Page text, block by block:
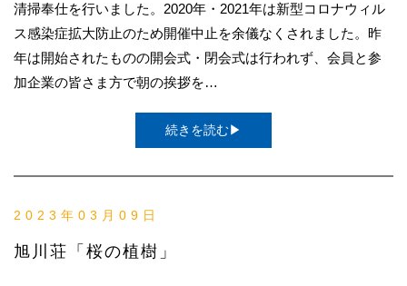
清掃奉仕を行いました。2020年・2021年は新型コロナウィル
ス感染症拡大防止のため開催中止を余儀なくされました。昨
年は開始されたものの開会式・閉会式は行われず、会員と参
加企業の皆さま方で朝の挨拶を…
続きを読む▶
2023年03月09日
旭川荘「桜の植樹」